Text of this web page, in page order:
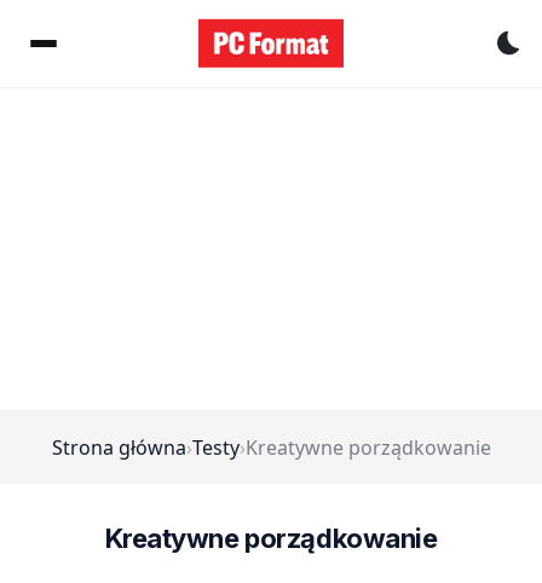
Strona główna›Testy›Kreatywne porządkowanie
Kreatywne porządkowanie